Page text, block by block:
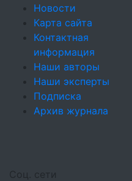
Новости
Карта сайта
Контактная
информация
Наши авторы
Наши эксперты
Подписка
Архив журнала
Соц. сети